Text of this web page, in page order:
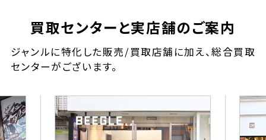
買取センターと実店舗のご案内
ジャンルに特化した販売/買取店舗に加え、総合買取
センターがございます。